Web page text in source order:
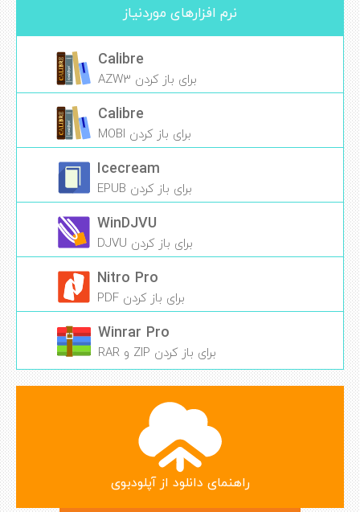
نرم افزارهای موردنیاز
Calibre
برای باز کردن AZW3
Calibre
برای باز کردن MOBI
Icecream
برای باز کردن EPUB
WinDJVU
برای باز کردن DJVU
Nitro Pro
برای باز کردن PDF
Winrar Pro
برای باز کردن ZIP و RAR
راهنمای دانلود از آپلودبوی